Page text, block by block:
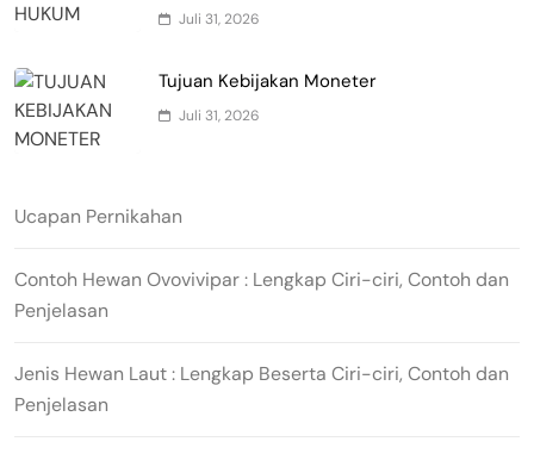
Juli 31, 2026
Tujuan Kebijakan Moneter
Juli 31, 2026
Ucapan Pernikahan
Contoh Hewan Ovovivipar : Lengkap Ciri-ciri, Contoh dan
Penjelasan
Jenis Hewan Laut : Lengkap Beserta Ciri-ciri, Contoh dan
Penjelasan